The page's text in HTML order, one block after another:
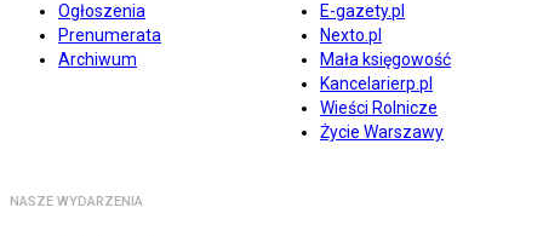
Ogłoszenia
Prenumerata
Archiwum
E-gazety.pl
Nexto.pl
Mała księgowość
Kancelarierp.pl
Wieści Rolnicze
Życie Warszawy
NASZE WYDARZENIA